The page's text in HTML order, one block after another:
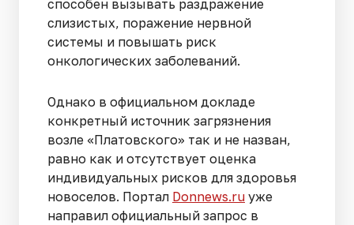
способен вызывать раздражение
слизистых, поражение нервной
системы и повышать риск
онкологических заболеваний.
Однако в официальном докладе
конкретный источник загрязнения
возле «Платовского» так и не назван,
равно как и отсутствует оценка
индивидуальных рисков для здоровья
новоселов. Портал Donnews.ru уже
направил официальный запрос в